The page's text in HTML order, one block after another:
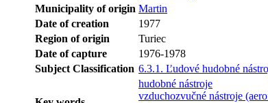
Municipality of origin Martin
Date of creation
1977
Region of origin
Turiec
Date of capture
1976-1978
Subject Classification 6.3.1. Ľudové hudobné
hudobné nástroje
vzduchozvučné nástroje